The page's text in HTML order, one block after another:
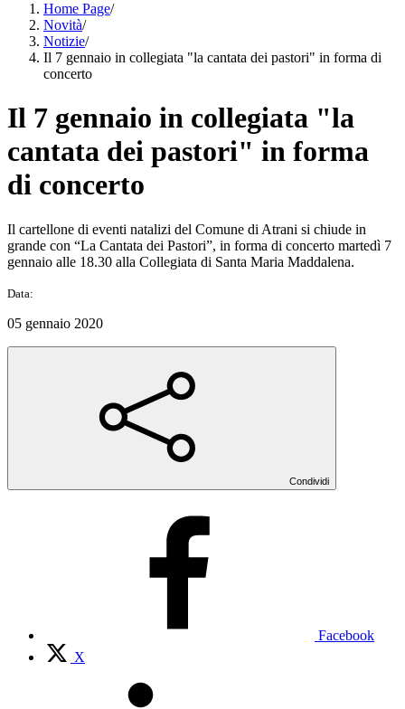
Home Page/
Novità/
Notizie/
Il 7 gennaio in collegiata "la cantata dei pastori" in forma di
concerto
Il 7 gennaio in collegiata "la
cantata dei pastori" in forma
di concerto
Il cartellone di eventi natalizi del Comune di Atrani si chiude in
grande con “La Cantata dei Pastori”, in forma di concerto martedì 7
gennaio alle 18.30 alla Collegiata di Santa Maria Maddalena.
Data:
05 gennaio 2020
Condividi
Facebook
X